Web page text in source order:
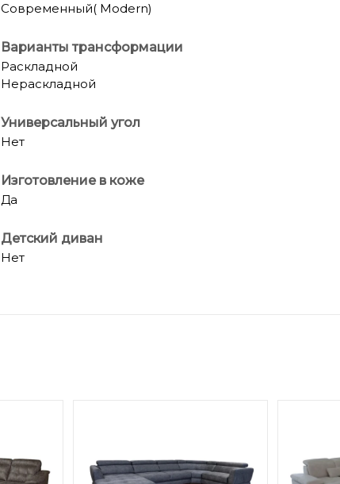
Современный( Modern)
Варианты трансформации
Раскладной
Нераскладной
Универсальный угол
Нет
Изготовление в коже
Да
Детский диван
Нет